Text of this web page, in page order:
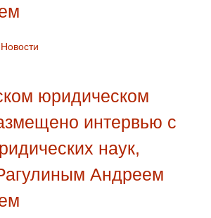
Новости
юридическом
интервью с
наук,
Андреем